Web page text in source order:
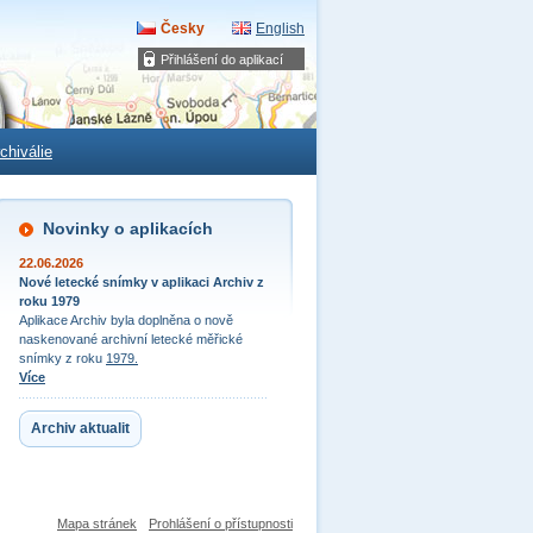
Přihlášení do aplikací
Česky English
Novinky o aplikacích
22.06.2026
Nové letecké snímky v aplikaci Archiv z
roku 1979
Aplikace Archiv byla doplněna o nově
naskenované archivní letecké měřické
snímky z roku 1979.
Více
Archiv aktualit
Mapa stránek Prohlášení o přístupnosti